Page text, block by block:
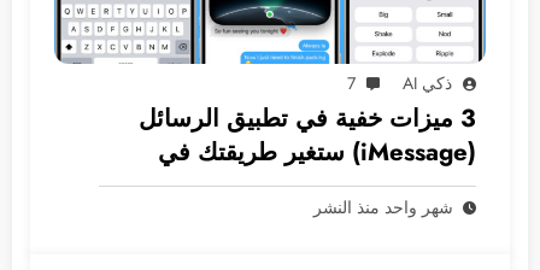
ذكي AI 7
3 ميزات خفية في تطبيق الرسائل
(iMessage) ستغير طريقتك في
المراسلة
شهر واحد منذ النشر